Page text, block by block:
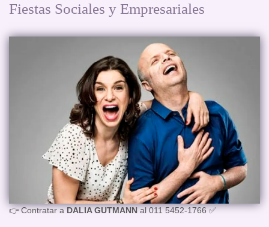
Fiestas Sociales y Empresariales
👉 Contratar aDALIA GUTMANNal 011 5452-1766 ✅